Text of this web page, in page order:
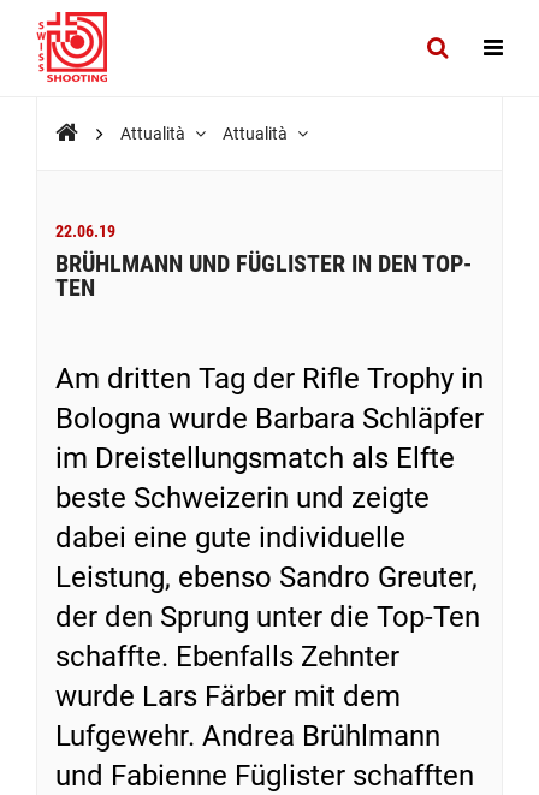
Attualità Attualità
22.06.19
BRÜHLMANN UND FÜGLISTER IN DEN TOP-
TEN
Am dritten Tag der Rifle Trophy in
Bologna wurde Barbara Schläpfer
im Dreistellungsmatch als Elfte
beste Schweizerin und zeigte
dabei eine gute individuelle
Leistung, ebenso Sandro Greuter,
der den Sprung unter die Top-Ten
schaffte. Ebenfalls Zehnter
wurde Lars Färber mit dem
Lufgewehr. Andrea Brühlmann
und Fabienne Füglister schafften